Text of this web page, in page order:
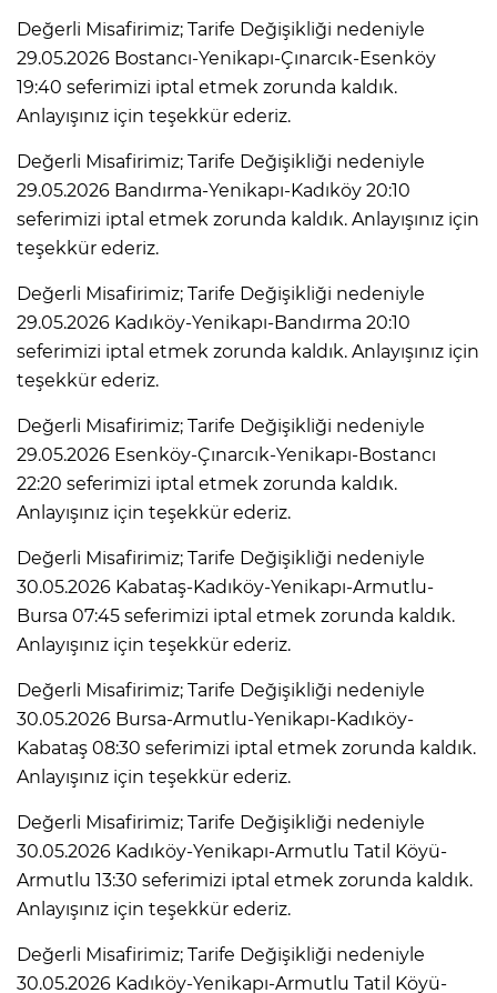
Değerli Misafirimiz; Tarife Değişikliği nedeniyle
29.05.2026 Bostancı-Yenikapı-Çınarcık-Esenköy
19:40 seferimizi iptal etmek zorunda kaldık.
Anlayışınız için teşekkür ederiz.
Değerli Misafirimiz; Tarife Değişikliği nedeniyle
29.05.2026 Bandırma-Yenikapı-Kadıköy 20:10
seferimizi iptal etmek zorunda kaldık. Anlayışınız için
teşekkür ederiz.
Değerli Misafirimiz; Tarife Değişikliği nedeniyle
29.05.2026 Kadıköy-Yenikapı-Bandırma 20:10
seferimizi iptal etmek zorunda kaldık. Anlayışınız için
teşekkür ederiz.
Değerli Misafirimiz; Tarife Değişikliği nedeniyle
29.05.2026 Esenköy-Çınarcık-Yenikapı-Bostancı
22:20 seferimizi iptal etmek zorunda kaldık.
Anlayışınız için teşekkür ederiz.
Değerli Misafirimiz; Tarife Değişikliği nedeniyle
30.05.2026 Kabataş-Kadıköy-Yenikapı-Armutlu-
Bursa 07:45 seferimizi iptal etmek zorunda kaldık.
Anlayışınız için teşekkür ederiz.
Değerli Misafirimiz; Tarife Değişikliği nedeniyle
30.05.2026 Bursa-Armutlu-Yenikapı-Kadıköy-
Kabataş 08:30 seferimizi iptal etmek zorunda kaldık.
Anlayışınız için teşekkür ederiz.
Değerli Misafirimiz; Tarife Değişikliği nedeniyle
30.05.2026 Kadıköy-Yenikapı-Armutlu Tatil Köyü-
Armutlu 13:30 seferimizi iptal etmek zorunda kaldık.
Anlayışınız için teşekkür ederiz.
Değerli Misafirimiz; Tarife Değişikliği nedeniyle
30.05.2026 Kadıköy-Yenikapı-Armutlu Tatil Köyü-